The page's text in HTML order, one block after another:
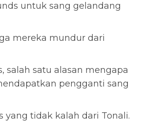
untuk sang gelandang
mereka mundur dari
salah satu alasan mengapa
pengganti sang
tidak kalah dari Tonali.